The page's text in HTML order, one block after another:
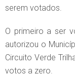
serem votados.
O primeiro a ser
autorizou o
Circuito Verde
votos a zero.